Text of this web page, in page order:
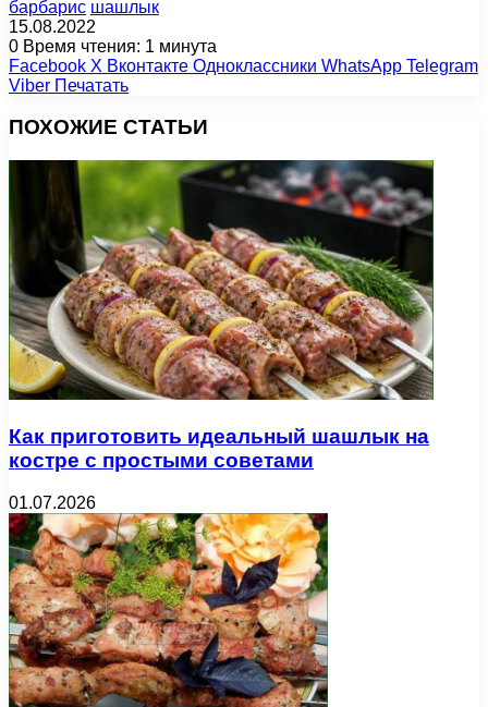
барбарис шашлык
15.08.2022
0 Время чтения: 1 минута
Facebook X Вконтакте Одноклассники WhatsApp Telegram
Viber Печатать
ПОХОЖИЕ СТАТЬИ
Как приготовить идеальный шашлык на
костре с простыми советами
01.07.2026